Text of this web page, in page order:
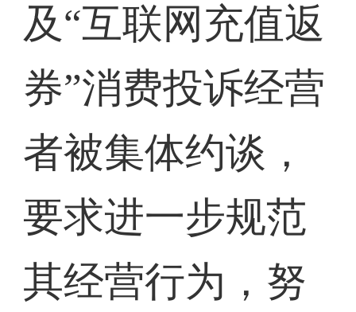
及“互联网充值返
券”消费投诉经营
者被集体约谈，
要求进一步规范
其经营行为，努